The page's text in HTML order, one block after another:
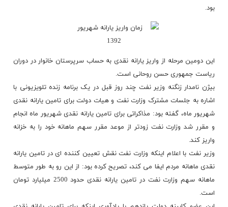
بود.
این دومین مرحله از واریز یارانه نقدی به حساب سرپرستان خانوار در دوران
ریاست جمهوری حسن روحانی است.
بیژن نامدار زنگنه وزیر نفت چند روز قبل در یک برنامه زنده تلویزیونی با
اشاره به جلسات مشترک وزارت نفت و هیات دولت برای تامین یارانه نقدی
شهریور ماه، گفته بود: مذاکراتی برای تامینیارانه نقدی شهریور ماه انجام
و مقرر شد وزارت نفت زودتر از موعد مقرر سهم ماهانه خود را به خزانه
واریز کند.
وزیر نفت با اعلام اینکه وزارت نفت نقش تعیین کننده ای در تامین یارانه
نقدی ماهانه مردم ایفا می کند، تصریح کرده بود: از این رو به طور متوسط
ماهانه سهم وزارت نفت در تامین یارانه نقدی حدود 2500 میلیارد تومان
است.